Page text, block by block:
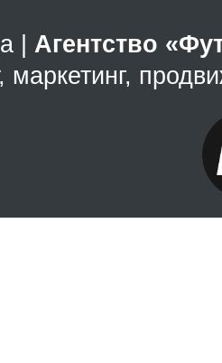
| Агентство